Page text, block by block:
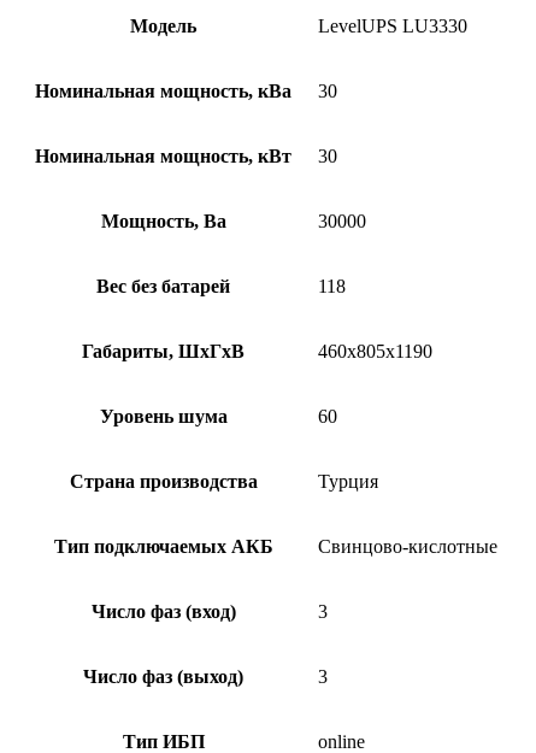
Модель LevelUPS LU3330
Номинальная мощность, кВа 30
Номинальная мощность, кВт 30
Мощность, Ва 30000
Вес без батарей 118
Габариты, ШхГхВ 460x805x1190
Уровень шума 60
Страна производства Турция
Тип подключаемых АКБ Свинцово-кислотные
Число фаз (вход) 3
Число фаз (выход) 3
Тип ИБП online